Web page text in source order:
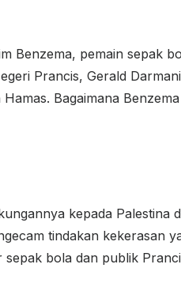
Benzema, pemain sepak
Prancis, Gerald
Bagaimana
kepada Palestina
tindakan kekerasan
bola dan publik